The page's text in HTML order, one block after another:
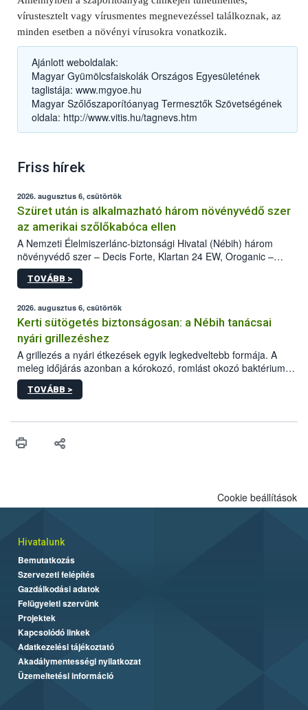
vírustesztelt vagy vírusmentes megnevezéssel találkoznak, az
minden esetben a növényi vírusokra vonatkozik.
Ajánlott weboldalak:
Magyar Gyümölcsfaiskolák Országos Egyesületének
taglistája: www.mgyoe.hu
Magyar Szőlőszaporítóanyag Termesztők Szövetségének
oldala: http://www.vitis.hu/tagnevs.htm
Friss hírek
2026. augusztus 6, csütörtök
Szüret után is alkalmazható három növényvédő szer
az amerikai szőlőkabóca ellen
A Nemzeti Élelmiszerlánc-biztonsági Hivatal (Nébih) három
növényvédő szer – Decis Forte, Klartan 24 EW, Oroganic –
engedélyokiratát módosította, így azok a szüretet követően,
egészen a vesszőérettség (BBCH 91) stádiumáig
érésű szőlőkben is legyen lehetőség a károsító elleni további
védekezésre. Az Oroganic készítmény kis kiszerelésben kiskerti
felhasználók számára is elérhető és ökológiai termesztésben is
engedélyezett.
TOVÁBB >
2026. augusztus 6, csütörtök
Kerti sütögetés biztonságosan: a Nébih tanácsai
nyári grillezéshez
A grillezés a nyári étkezések egyik legkedveltebb formája. A
meleg időjárás azonban a kórokozó, romlást okozó baktériumok
gyorsabb szaporodásának is kedvez. A szabadtéri sütögetés
ezért nem csupán a megfelelő sütési technikáról szól: legalább
higiéniai szabályok betartása, a megfelelő hőkezelés, valamint a
biztonsági Hivatal (Nébih) Oktatási Programja összegyűjtötte a
TOVÁBB >
Cookie beállítások
Hivatalunk
Bemutatkozás
Szervezeti felépítés
Gazdálkodási adatok
Felügyeleti szervünk
Projektek
Kapcsolódó linkek
Adatkezelési tájékoztató
Akadálymentességi nyilatkozat
Üzemeltetési információ